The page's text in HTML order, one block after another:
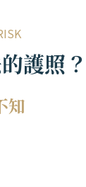
護照？
知